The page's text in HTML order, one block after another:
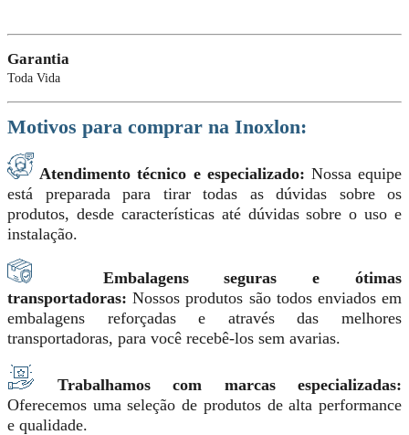
Garantia
Toda Vida
Motivos para comprar na Inoxlon:
Atendimento técnico e especializado: Nossa equipe
está preparada para tirar todas as dúvidas sobre os
produtos, desde características até dúvidas sobre o uso e
instalação.
Embalagens seguras e ótimas
transportadoras:Nossos produtos são todos enviados em
embalagens reforçadas e através das melhores
transportadoras, para você recebê-los sem avarias.
Trabalhamos com marcas especializadas:
Oferecemos uma seleção de produtos de alta performance
e qualidade.